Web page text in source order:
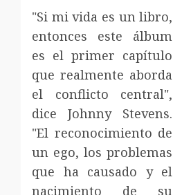
"Si mi vida es un libro,
entonces este álbum
es el primer capítulo
que realmente aborda
el conflicto central",
dice Johnny Stevens.
"El reconocimiento de
un ego, los problemas
que ha causado y el
nacimiento de su